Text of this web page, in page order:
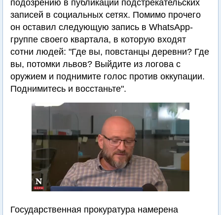
подозрению в публикации подстрекательских
записей в социальных сетях. Помимо прочего
он оставил следующую запись в WhatsApp-
группе своего квартала, в которую входят
сотни людей: "Где вы, повстанцы деревни? Где
вы, потомки львов? Выйдите из логова с
оружием и поднимите голос против оккупации.
Поднимитесь и восстаньте".
Государственная прокуратура намерена